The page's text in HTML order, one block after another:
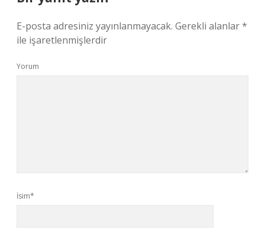
E-posta adresiniz yayınlanmayacak. Gerekli alanlar*
ile işaretlenmişlerdir
Yorum
İsim*